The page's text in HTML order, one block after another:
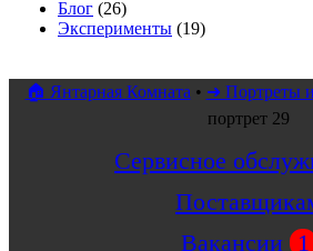
Блог (26)
Эксперименты (19)
🏠 Янтарная Комната • ➜ Портреты
портрет 29
Сервисное
Вакансии 1